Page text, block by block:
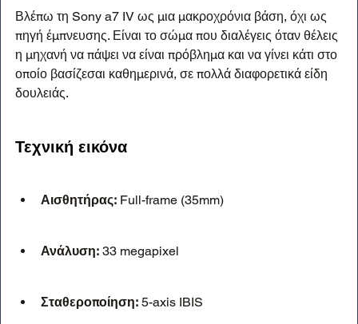
Βλέπω τη Sony a7 IV ως μια μακροχρόνια βάση, όχι ως
πηγή έμπνευσης. Είναι το σώμα που διαλέγεις όταν θέλεις
η μηχανή να πάψει να είναι πρόβλημα και να γίνει κάτι στο
οποίο βασίζεσαι καθημερινά, σε πολλά διαφορετικά είδη
δουλειάς.
Τεχνική εικόνα
Αισθητήρας: Full-frame (35mm)
Ανάλυση: 33 megapixel
Σταθεροποίηση: 5-axis IBIS